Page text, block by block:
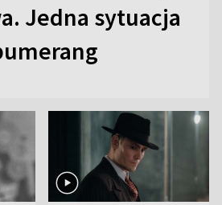
Jedna sytuacja